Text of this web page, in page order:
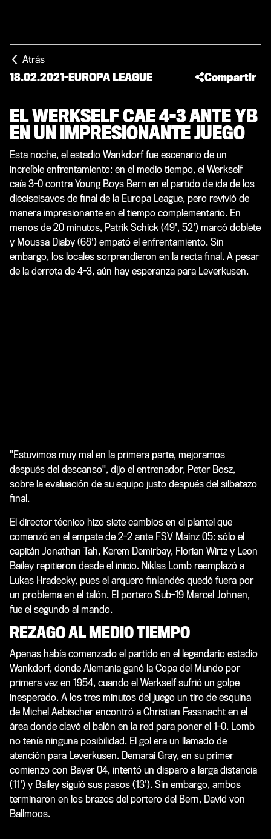
Atrás
18.02.2021-EUROPA LEAGUE Compartir
EL WERKSELF CAE 4-3 ANTE YB
EN UN IMPRESIONANTE JUEGO
Esta noche, el estadio Wankdorf fue escenario de un
increíble enfrentamiento: en el medio tiempo, el Werkself
caía 3-0 contra Young Boys Bern en el partido de ida de los
dieciseisavos de final de la Europa League, pero revivió de
manera impresionante en el tiempo complementario. En
menos de 20 minutos, Patrik Schick (49', 52') marcó doblete
y Moussa Diaby (68') empató el enfrentamiento. Sin
embargo, los locales sorprendieron en la recta final. A pesar
de la derrota de 4-3, aún hay esperanza para Leverkusen.
"Estuvimos muy mal en la primera parte, mejoramos
después del descanso", dijo el entrenador, Peter Bosz,
sobre la evaluación de su equipo justo después del silbatazo
final.
El director técnico hizo siete cambios en el plantel que
comenzó en el empate de 2-2 ante FSV Mainz 05: sólo el
capitán Jonathan Tah, Kerem Demirbay, Florian Wirtz y Leon
Bailey repitieron desde el inicio. Niklas Lomb reemplazó a
Lukas Hradecky, pues el arquero finlandés quedó fuera por
un problema en el talón. El portero Sub-19 Marcel Johnen,
fue el segundo al mando.
REZAGO AL MEDIO TIEMPO
Apenas había comenzado el partido en el legendario estadio
Wankdorf, donde Alemania ganó la Copa del Mundo por
primera vez en 1954, cuando el Werkself sufrió un golpe
inesperado. A los tres minutos del juego un tiro de esquina
de Michel Aebischer encontró a Christian Fassnacht en el
área donde clavó el balón en la red para poner el 1-0. Lomb
no tenía ninguna posibilidad. El gol era un llamado de
atención para Leverkusen. Demarai Gray, en su primer
comienzo con Bayer 04, intentó un disparo a larga distancia
(11') y Bailey siguió sus pasos (13'). Sin embargo, ambos
terminaron en los brazos del portero del Bern, David von
Ballmoos.